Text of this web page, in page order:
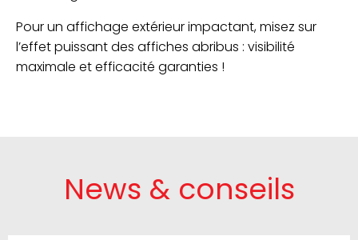
Pour un affichage extérieur impactant, misez sur
l’effet puissant des affiches abribus : visibilité
maximale et efficacité garanties !
News & conseils